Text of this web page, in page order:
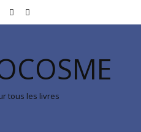
tous les livres